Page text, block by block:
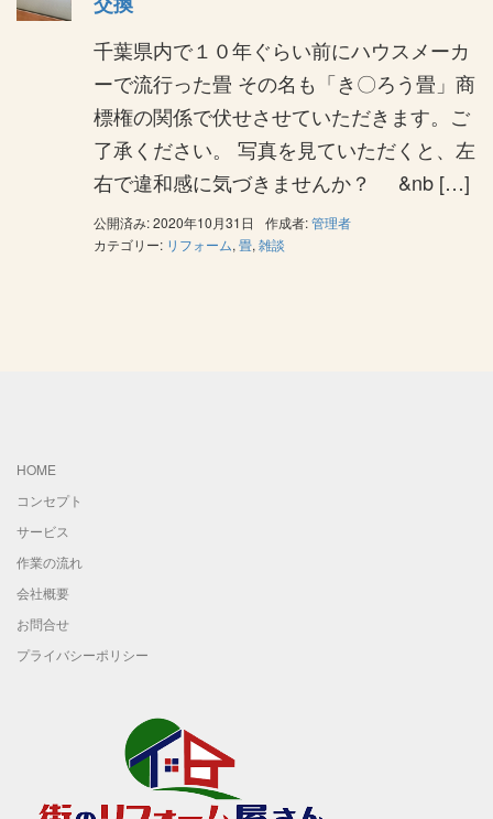
千葉県内で１０年ぐらい前にハウスメーカ
ーで流行った畳 その名も「き〇ろう畳」商
標権の関係で伏せさせていただきます。ご
了承ください。 写真を見ていただくと、左
右で違和感に気づきませんか？ &nb […]
公開済み: 2020年10月31日 作成者:管理者
カテゴリー: リフォーム, 畳, 雑談
HOME
コンセプト
サービス
作業の流れ
会社概要
お問合せ
プライバシーポリシー